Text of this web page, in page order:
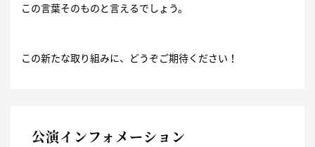
この言葉そのものと言えるでしょう。
この新たな取り組みに、どうぞご期待ください！
公演インフォメーション